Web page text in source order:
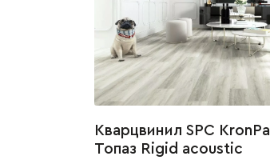
Кварцвинил SPC
Топаз Rigid acoustic